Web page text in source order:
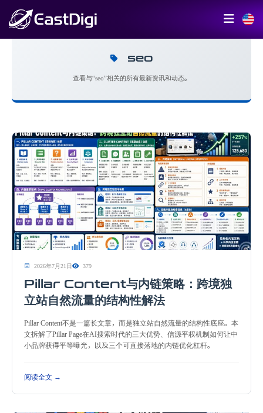
seo
查看与“seo”相关的所有最新资讯和动态。
2026年7月21日 379
Pillar Content与内链策略：跨境独
立站自然流量的结构性解法
Pillar Content不是一篇长文章，而是独立站自然流量的结构性底座。本
文拆解了Pillar Page在AI搜索时代的三大优势、信源平权机制如何让中
小品牌获得平等曝光，以及三个可直接落地的内链优化杠杆。
阅读全文 →